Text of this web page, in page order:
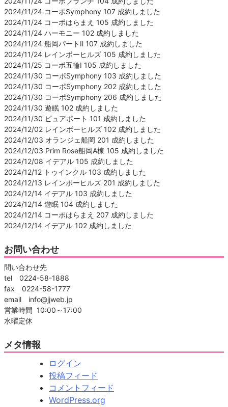
2024/11/24 コーポSymphony 107 成約しました
2024/11/24 コーポはらまえ 105 成約しました
2024/11/24 ハーモニー 102 成約しました
2024/11/24 船岡パートⅡ 107 成約しました
2024/11/24 レインボーヒルズ 105 成約しました
2024/11/25 コーポ五輪Ⅰ 105 成約しました
2024/11/30 コーポSymphony 103 成約しました
2024/11/30 コーポSymphony 202 成約しました
2024/11/30 コーポSymphony 206 成約しました
2024/11/30 遊眠 102 成約しました
2024/11/30 ピュアポート 101 成約しました
2024/12/02 レインボーヒルズ 102 成約しました
2024/12/03 オランジェ船岡 201 成約しました
2024/12/03 Prim Rose船岡A棟 105 成約しました
2024/12/08 イデアル 105 成約しました
2024/12/12 トゥインクル 103 成約しました
2024/12/13 レインボーヒルズ 201 成約しました
2024/12/14 イデアル 103 成約しました
2024/12/14 遊眠 104 成約しました
2024/12/14 コーポはらまえ 207 成約しました
2024/12/14 イデアル 102 成約しました
お問い合わせ
問い合わせ先
tel 0224-58-1888
fax 0224-58-1777
email info@jjweb.jp
営業時間 10:00～17:00
水曜定休
メタ情報
ログイン
投稿フィード
コメントフィード
WordPress.org